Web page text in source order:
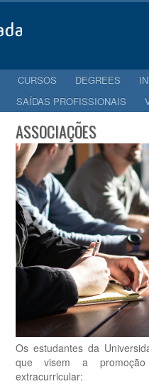
CURSOS DEGREES
SAÍDAS PROFISSIONAIS
ASSOCIAÇÕES
Os estudantes da
que visem a
extracurricular: